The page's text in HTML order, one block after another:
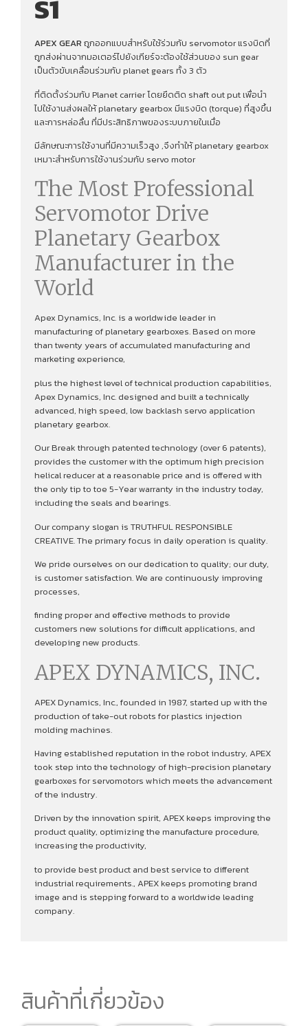
S1
APEX GEAR ถูกออกแบบสำหรับใช้ร่วมกับ servomotor แรงบิดที่
ถูกส่งผ่านจากมอเตอร์ไปยังเกียร์จะต้องใช้ส่วนของ sun gear
เป็นตัวขับเคลื่อนร่วมกับ planet gears ทั้ง 3 ตัว
ที่ติดตั้งร่วมกับ Planet carrier โดยยึดติด shaft out put เพื่อนํา
ไปใช้งานส่งผลให้ planetary gearbox มีแรงบิด (torque) ที่สูงขึ้น
และการหล่อลื่น ที่มีประสิทธิภาพของระบบภายในเมื่อ
มีลักษณะการใช้งานที่มีความเร็วสูง ,จึงทําให้ planetary gearbox
เหมาะสำหรับการใช้งานร่วมกับ servo motor
The Most Professional
Servomotor Drive
Planetary Gearbox
Manufacturer in the
World
Apex Dynamics, Inc. is a worldwide leader in
manufacturing of planetary gearboxes. Based on more
than twenty years of accumulated manufacturing and
marketing experience,
plus the highest level of technical production capabilities,
Apex Dynamics, Inc. designed and built a technically
advanced, high speed, low backlash servo application
planetary gearbox.
Our Break through patented technology (over 6 patents),
provides the customer with the optimum high precision
helical reducer at a reasonable price and is offered with
the only tip to toe 5-Year warranty in the industry today,
including the seals and bearings.
Our company slogan is TRUTHFUL RESPONSIBLE
CREATIVE. The primary focus in daily operation is quality.
We pride ourselves on our dedication to quality; our duty,
is customer satisfaction. We are continuously improving
processes,
finding proper and effective methods to provide
customers new solutions for difficult applications, and
developing new products.
APEX DYNAMICS, INC.
APEX Dynamics, Inc., founded in 1987, started up with the
production of take-out robots for plastics injection
molding machines.
Having established reputation in the robot industry, APEX
took step into the technology of high-precision planetary
gearboxes for servomotors which meets the advancement
of the industry.
Driven by the innovation spirit, APEX keeps improving the
product quality, optimizing the manufacture procedure,
increasing the productivity,
to provide best product and best service to different
industrial requirements., APEX keeps promoting brand
image and is stepping forward to a worldwide leading
company.
สินค้าที่เกี่ยวข้อง